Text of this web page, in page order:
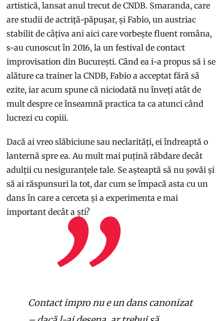
artistică, lansat anul trecut de CNDB. Smaranda, care
are studii de actriță-păpușar, și Fabio, un austriac
stabilit de câțiva ani aici care vorbește fluent româna,
s-au cunoscut în 2016, la un festival de contact
improvisation din București. Când ea i-a propus să i se
alăture ca trainer la CNDB, Fabio a acceptat fără să
ezite, iar acum spune că niciodată nu înveți atât de
mult despre ce înseamnă practica ta ca atunci când
lucrezi cu copiii.
Dacă ai vreo slăbiciune sau neclarități, ei îndreaptă o
lanternă spre ea. Au mult mai puțină răbdare decât
adulții cu nesiguranțele tale. Se așteaptă să nu șovăi și
să ai răspunsuri la tot, dar cum se împacă asta cu un
dans în care a cerceta și a experimenta e mai
important decât a ști?
Contact impro nu e un dans canonizat